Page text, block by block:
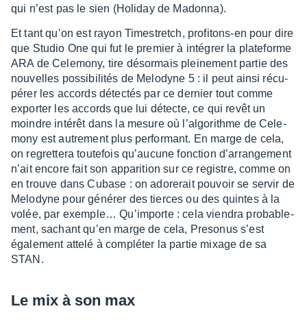
qui n’est pas le sien (Holi­day de Madonna).
Et tant qu’on est rayon Times­tretch, profi­tons-en pour dire
que Studio One qui fut le premier à inté­grer la plate­forme
ARA de Cele­mony, tire désor­mais plei­ne­ment partie des
nouvelles possi­bi­li­tés de Melo­dyne 5 : il peut ainsi récu­
pé­rer les accords détec­tés par ce dernier tout comme
expor­ter les accords que lui détecte, ce qui revêt un
moindre inté­rêt dans la mesure où l’al­go­rithme de Cele­
mony est autre­ment plus perfor­mant. En marge de cela,
on regret­tera toute­fois qu’au­cune fonc­tion d’ar­ran­ge­ment
n’ait encore fait son appa­ri­tion sur ce registre, comme on
en trouve dans Cubase : on adore­rait pouvoir se servir de
Melo­dyne pour géné­rer des tierces ou des quintes à la
volée, par exem­ple… Qu’im­porte : cela vien­dra proba­ble­
ment, sachant qu’en marge de cela, Preso­nus s’est
égale­ment attelé à complé­ter la partie mixage de sa
STAN.
Le mix à son max